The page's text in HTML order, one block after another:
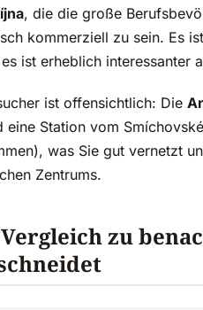
, die die große
kommerziell zu sein. Es
ist erheblich interessanter
ist offensichtlich: Die
eine Station vom
was Sie gut vernetzt
Zentrums.
zu